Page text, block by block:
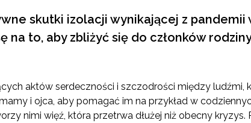
skutki izolacji wynikającej z pandemii
na to, aby zbliżyć się do członków
aktów serdeczności i szczodrości między ludźmi,
i ojca, aby pomagać im na przykład w
nimi więź, która przetrwa dłużej niż obecny